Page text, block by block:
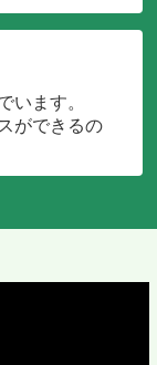
ます。
ができるの